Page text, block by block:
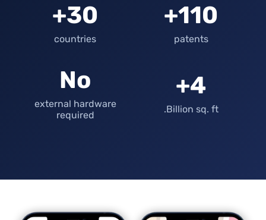
110+
patents
30+
countries
4+
Billion sq. ft.
No
external hardware
required